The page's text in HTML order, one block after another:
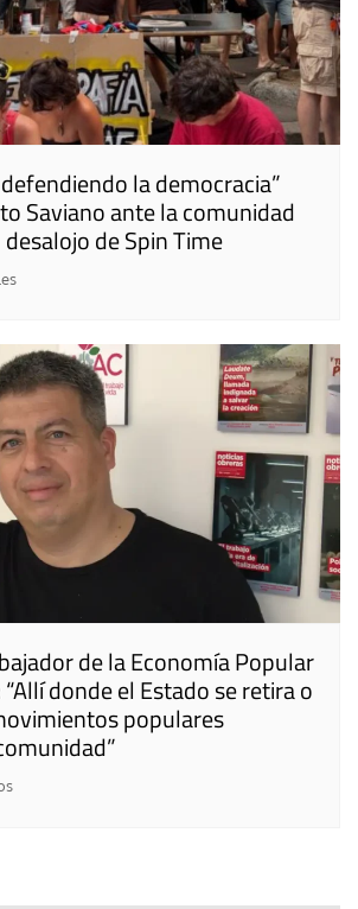
la democracia”
Saviano ante la comunidad
de Spin Time
de la Economía Popular
donde el Estado se retira o
populares